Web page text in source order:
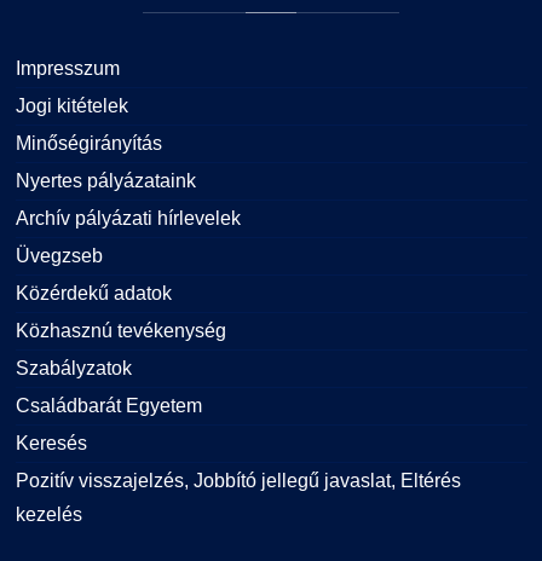
Impresszum
Jogi kitételek
Minőségirányítás
Nyertes pályázataink
Archív pályázati hírlevelek
Üvegzseb
Közérdekű adatok
Közhasznú tevékenység
Szabályzatok
Családbarát Egyetem
Keresés
Pozitív visszajelzés, Jobbító jellegű javaslat, Eltérés
kezelés